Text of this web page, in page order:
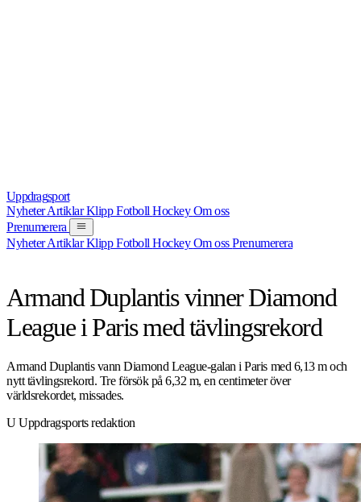
Uppdragsport
NyheterArtiklarKlippFotbollHockeyOm oss
Prenumerera
NyheterArtiklarKlippFotbollHockeyOm ossPrenumerera
Armand Duplantis vinner Diamond
League i Paris med tävlingsrekord
Armand Duplantis vann Diamond League-galan i Paris med 6,13 m och
nytt tävlingsrekord. Tre försök på 6,32 m, en centimeter över
världsrekordet, missades.
UUppdragsports redaktion